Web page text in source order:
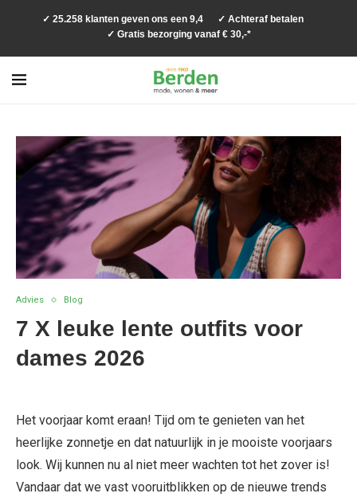
✓ 25.258 klanten geven ons een 9,4
✓ Achteraf betalen
✓ Gratis bezorging vanaf € 30,-*
Advies Blog
7 X leuke lente outfits voor
dames 2026
Het voorjaar komt eraan! Tijd om te genieten van het
heerlijke zonnetje en dat natuurlijk in je mooiste voorjaars
look. Wij kunnen nu al niet meer wachten tot het zover is!
Vandaar dat we vast vooruitblikken op de nieuwe trends